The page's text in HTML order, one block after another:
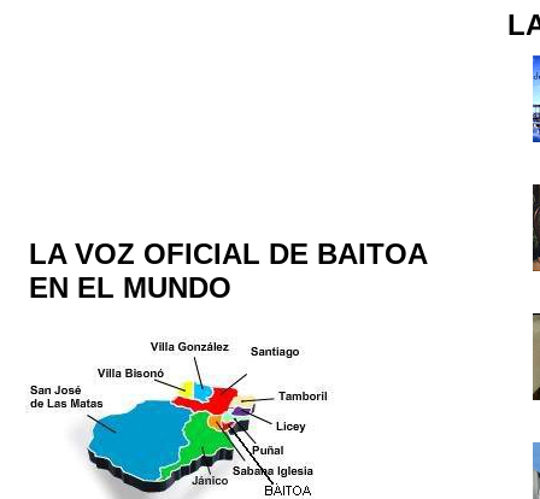
LA VOZ OFICIAL DE BAITOA
EN EL MUNDO